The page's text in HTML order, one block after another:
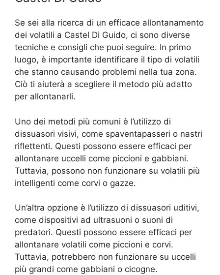
Se sei alla ricerca di un efficace allontanamento
dei volatili a Castel Di Guido, ci sono diverse
tecniche e consigli che puoi seguire. In primo
luogo, è importante identificare il tipo di volatili
che stanno causando problemi nella tua zona.
Ciò ti aiuterà a scegliere il metodo più adatto
per allontanarli.
Uno dei metodi più comuni è l’utilizzo di
dissuasori visivi, come spaventapasseri o nastri
riflettenti. Questi possono essere efficaci per
allontanare uccelli come piccioni e gabbiani.
Tuttavia, possono non funzionare su volatili più
intelligenti come corvi o gazze.
Un’altra opzione è l’utilizzo di dissuasori uditivi,
come dispositivi ad ultrasuoni o suoni di
predatori. Questi possono essere efficaci per
allontanare volatili come piccioni e corvi.
Tuttavia, potrebbero non funzionare su uccelli
più grandi come gabbiani o cicogne.